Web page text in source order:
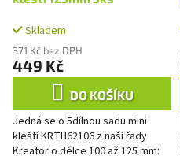
Skladem
371 Kč bez DPH
449 Kč
DO KOŠÍKU
Jedná se o 5dílnou sadu mini
kleští KRTH62106 z naší řady
Kreator o délce 100 až 125 mm: